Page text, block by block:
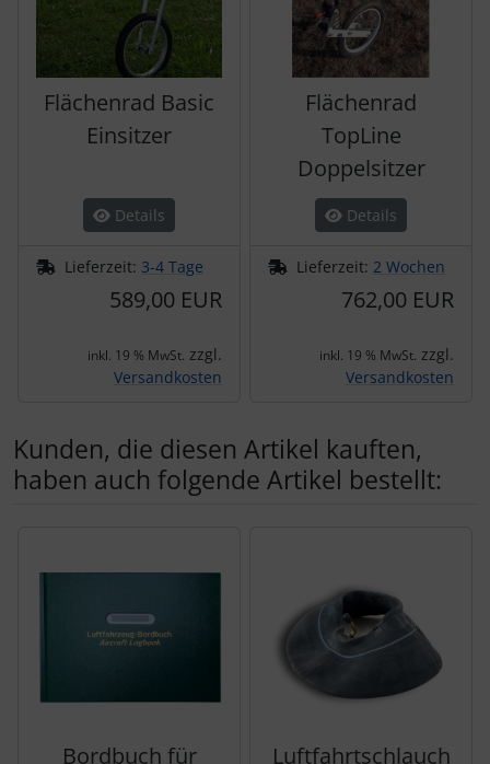
Flächenrad Basic
Einsitzer
Details
Lieferzeit: 3-4 Tage
589,00 EUR
inkl. 19 % MwSt. zzgl.
Versandkosten
Flächenrad
TopLine
Doppelsitzer
Details
Lieferzeit: 2 Wochen
762,00 EUR
inkl. 19 % MwSt. zzgl.
Versandkosten
Kunden, die diesen Artikel kauften,
haben auch folgende Artikel bestellt:
Bordbuch für
Luftfahrtschlauch